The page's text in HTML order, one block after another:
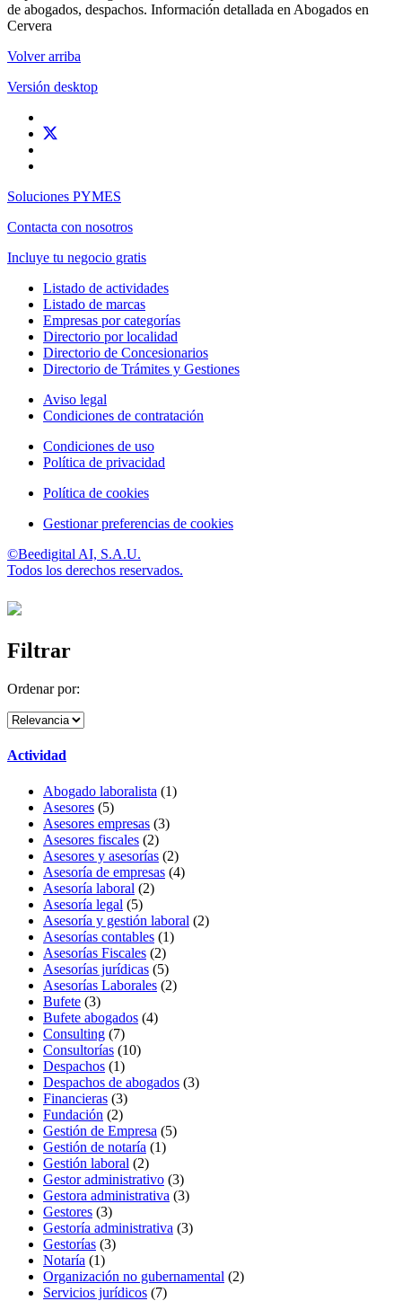
de abogados, despachos. Información detallada en Abogados en
Cervera
Volver arriba
Versión desktop
Soluciones PYMES
Contacta con nosotros
Incluye tu negocio gratis
Listado de actividades
Listado de marcas
Empresas por categorías
Directorio por localidad
Directorio de Concesionarios
Directorio de Trámites y Gestiones
Aviso legal
Condiciones de contratación
Condiciones de uso
Política de privacidad
Política de cookies
Gestionar preferencias de cookies
©Beedigital AI, S.A.U.
Todos los derechos reservados.
Filtrar
Ordenar por:
Actividad
Abogado laboralista (1)
Asesores (5)
Asesores empresas (3)
Asesores fiscales (2)
Asesores y asesorías (2)
Asesoría de empresas (4)
Asesoría laboral (2)
Asesoría legal (5)
Asesoría y gestión laboral (2)
Asesorías contables (1)
Asesorías Fiscales (2)
Asesorías jurídicas (5)
Asesorías Laborales (2)
Bufete (3)
Bufete abogados (4)
Consulting (7)
Consultorías (10)
Despachos (1)
Despachos de abogados (3)
Financieras (3)
Fundación (2)
Gestión de Empresa (5)
Gestión de notaría (1)
Gestión laboral (2)
Gestor administrativo (3)
Gestora administrativa (3)
Gestores (3)
Gestoría administrativa (3)
Gestorías (3)
Notaría (1)
Organización no gubernamental (2)
Servicios jurídicos (7)